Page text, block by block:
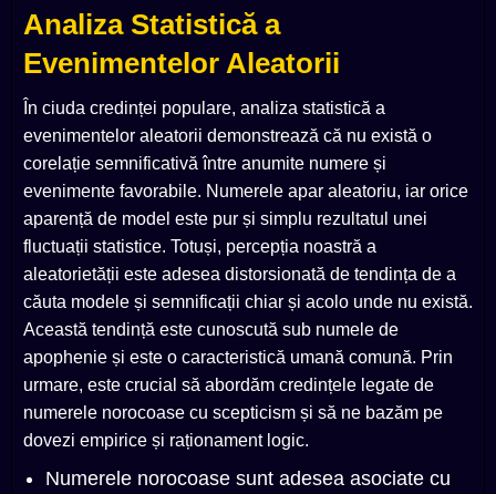
Analiza Statistică a
Evenimentelor Aleatorii
În ciuda credinței populare, analiza statistică a
evenimentelor aleatorii demonstrează că nu există o
corelație semnificativă între anumite numere și
evenimente favorabile. Numerele apar aleatoriu, iar orice
aparență de model este pur și simplu rezultatul unei
fluctuații statistice. Totuși, percepția noastră a
aleatorietății este adesea distorsionată de tendința de a
căuta modele și semnificații chiar și acolo unde nu există.
Această tendință este cunoscută sub numele de
apophenie și este o caracteristică umană comună. Prin
urmare, este crucial să abordăm credințele legate de
numerele norocoase cu scepticism și să ne bazăm pe
dovezi empirice și raționament logic.
Numerele norocoase sunt adesea asociate cu